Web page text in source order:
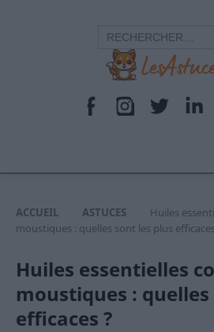
ACCUEIL ASTUCES
Huiles
moustiques : quelles sont les plus
Huiles essentielles
moustiques :
efficaces ?